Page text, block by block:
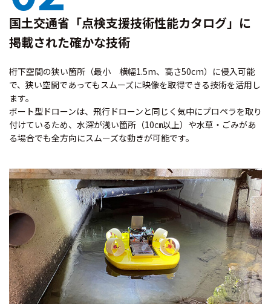
国土交通省「点検支援技術性能カタログ」に
掲載された確かな技術
桁下空間の狭い箇所（最小 横幅1.5m、高さ50cm）に侵入可能
で、狭い空間であってもスムーズに映像を取得できる技術を活用し
ます。
ボート型ドローンは、飛行ドローンと同じく気中にプロペラを取り
付けているため、水深が浅い箇所（10㎝以上）や水草・ごみがあ
る場合でも全方向にスムーズな動きが可能です。